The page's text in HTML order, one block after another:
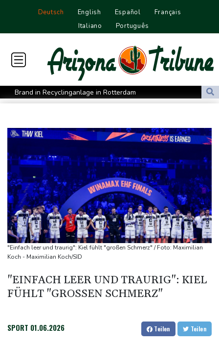
Deutsch English Español
Français
Italiano
Português
Brand in Recyclinganlage in Rotterdam
Verkehrsminister Bilger verteidigt Aussetzung von
Maextro S800: Chinas Luxusangriff auf Maybach und S-Klasse
Opel Grandland Electric AWD: Zugkraft für den Wohnwagen
Schwimm-EM: Freiwasserstaffel um Wellbrock gewinnt Gold
US-Senat bestätigt Trumps umstrittenen Justizminister Blanche
Vulkan Ätna auf Sizilien erneut ausgebrochen - Ankünfte am
Flughafen Catania gestrichen
Selenskyj: Mindestens vier Tote durch russische Angriffe in
Region Kiew
Mercedes GLA neu gegen alt: Der große Sprung ins
"Einfach leer und traurig": Kiel fühlt "großen Schmerz" / Foto: Maximilian
Koch - Maximilian Koch/SID
"EINFACH LEER UND TRAURIG": KIEL
FÜHLT "GROSSEN SCHMERZ"
SPORT 01.06.2026 Teilen Teilen